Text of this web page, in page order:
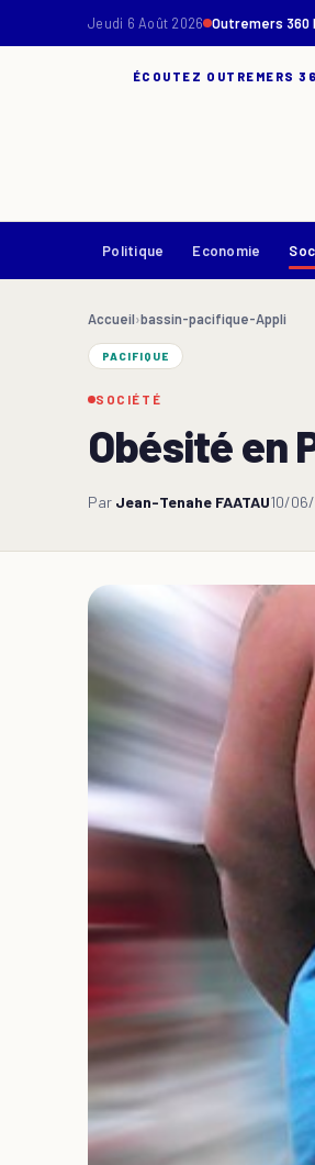
Jeudi 6 Août 2026 Outremers 360
ÉCOUTEZ OUTREMERS
Politique Economie
Accueil›bassin-pacifique-Appli
PACIFIQUE
SOCIÉTÉ
Obésité en
Par Jean-Tenahe FAATAU10/